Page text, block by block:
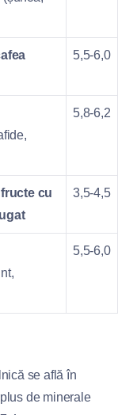
5,5‑6,0
5,8‑6,2
cu
3,5‑4,5
5,5‑6,0
se află în
de minerale